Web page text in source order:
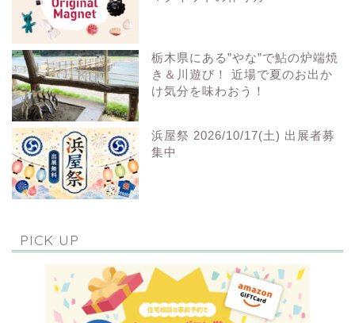
栃木県にある”やな”で鮎の炉端焼
き＆川遊び！ 近場で夏のお出か
け気分を味わおう！
浜屋祭 2026/10/17(土) 出展者募
集中
PICK UP